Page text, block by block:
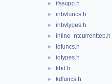
► ifssupp.h
► inbvfuncs.h
► inbvtypes.h
► inline_ntcurrentteb.h
► iofuncs.h
► iotypes.h
► kbd.h
► kdfuncs.h